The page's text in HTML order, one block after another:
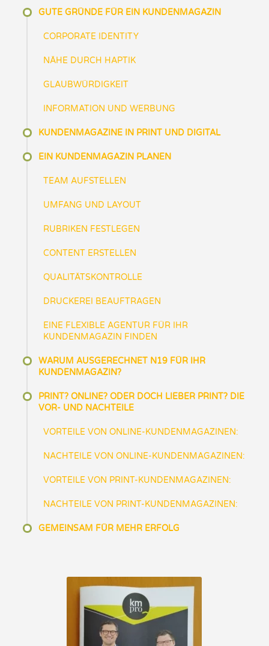
GUTE GRÜNDE FÜR EIN KUNDENMAGAZIN
CORPORATE IDENTITY
NÄHE DURCH HAPTIK
GLAUBWÜRDIGKEIT
INFORMATION UND WERBUNG
KUNDENMAGAZINE IN PRINT UND DIGITAL
EIN KUNDENMAGAZIN PLANEN
TEAM AUFSTELLEN
UMFANG UND LAYOUT
RUBRIKEN FESTLEGEN
CONTENT ERSTELLEN
QUALITÄTSKONTROLLE
DRUCKEREI BEAUFTRAGEN
EINE FLEXIBLE AGENTUR FÜR IHR
KUNDENMAGAZIN FINDEN
WARUM AUSGERECHNET N19 FÜR IHR
KUNDENMAGAZIN?
PRINT? ONLINE? ODER DOCH LIEBER PRINT? DIE
VOR- UND NACHTEILE
VORTEILE VON ONLINE-KUNDENMAGAZINEN:
NACHTEILE VON ONLINE-KUNDENMAGAZINEN:
VORTEILE VON PRINT-KUNDENMAGAZINEN:
NACHTEILE VON PRINT-KUNDENMAGAZINEN:
GEMEINSAM FÜR MEHR ERFOLG